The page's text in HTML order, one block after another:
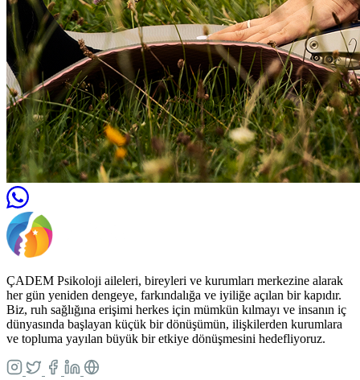
ÇADEM Psikoloji aileleri, bireyleri ve kurumları merkezine alarak
her gün yeniden dengeye, farkındalığa ve iyiliğe açılan bir kapıdır.
Biz, ruh sağlığına erişimi herkes için mümkün kılmayı ve insanın iç
dünyasında başlayan küçük bir dönüşümün, ilişkilerden kurumlara
ve topluma yayılan büyük bir etkiye dönüşmesini hedefliyoruz.